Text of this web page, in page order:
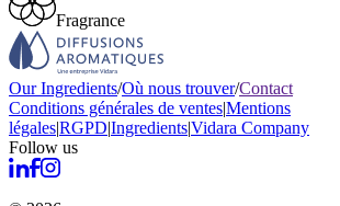
Fragrance
Our Ingredients/Où nous trouver/Contact
Conditions générales de ventes|Mentions
légales|RGPD|Ingredients|Vidara Company
Follow us